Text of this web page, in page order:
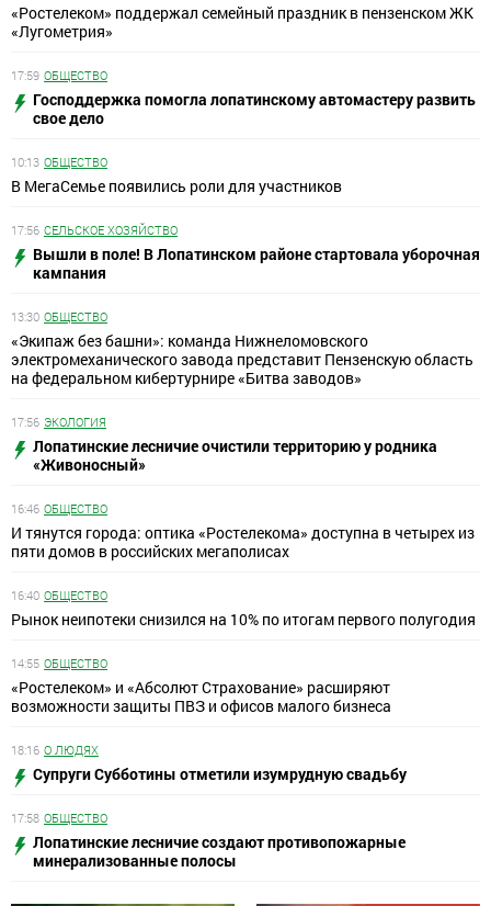
«Ростелеком» поддержал семейный праздник в пензенском ЖК
«Лугометрия»
17:59 ОБЩЕСТВО
Господдержка помогла лопатинскому автомастеру развить
свое дело
10:13 ОБЩЕСТВО
В МегаСемье появились роли для участников
17:56 СЕЛЬСКОЕ ХОЗЯЙСТВО
Вышли в поле! В Лопатинском районе стартовала уборочная
кампания
13:30 ОБЩЕСТВО
«Экипаж без башни»: команда Нижнеломовского
электромеханического завода представит Пензенскую область
на федеральном кибертурнире «Битва заводов»
17:56 ЭКОЛОГИЯ
Лопатинские лесничие очистили территорию у родника
«Живоносный»
16:46 ОБЩЕСТВО
И тянутся города: оптика «Ростелекома» доступна в четырех из
пяти домов в российских мегаполисах
16:40 ОБЩЕСТВО
Рынок неипотеки снизился на 10% по итогам первого полугодия
14:55 ОБЩЕСТВО
«Ростелеком» и «Абсолют Страхование» расширяют
возможности защиты ПВЗ и офисов малого бизнеса
18:16 О ЛЮДЯХ
Супруги Субботины отметили изумрудную свадьбу
17:58 ОБЩЕСТВО
Лопатинские лесничие создают противопожарные
минерализованные полосы